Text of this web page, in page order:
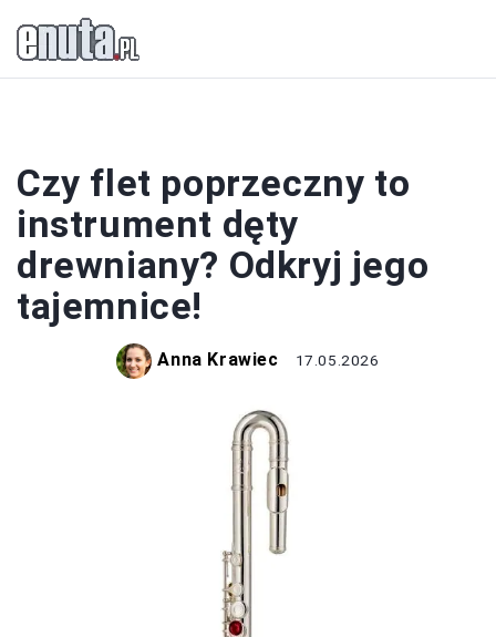
Czy flet poprzeczny to
instrument dęty
drewniany? Odkryj jego
tajemnice!
Anna Krawiec 17.05.2026